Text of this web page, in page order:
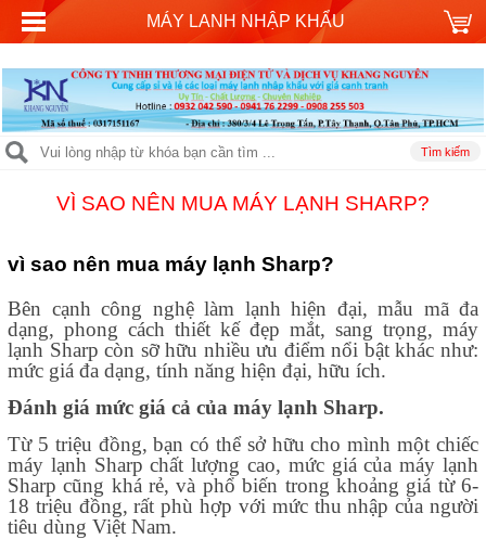
VÌ SAO NÊN MUA MÁY LẠNH SHARP?
vì sao nên mua máy lạnh Sharp?
Bên cạnh công nghệ làm lạnh hiện đại, mẫu mã đa
dạng, phong cách thiết kế đẹp mắt, sang trọng, máy
lạnh Sharp còn sỡ hữu nhiều ưu điểm nổi bật khác như:
mức giá đa dạng, tính năng hiện đại, hữu ích.
Đánh giá mức giá cả của máy lạnh Sharp.
Từ 5 triệu đồng, bạn có thể sở hữu cho mình một chiếc
máy lạnh Sharp chất lượng cao, mức giá của máy lạnh
Sharp cũng khá rẻ, và phổ biến trong khoảng giá từ 6-
18 triệu đồng, rất phù hợp với mức thu nhập của người
tiêu dùng Việt Nam.
MÁY LANH NHẬP KHẨU